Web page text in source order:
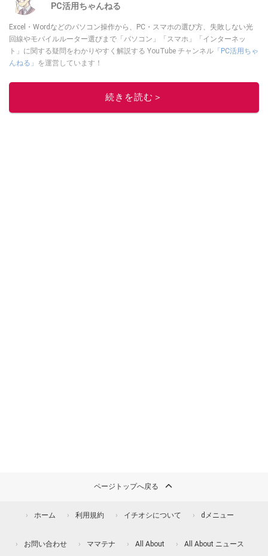
PC活用ちゃんねる
Excel・Wordなどのパソコン操作から、PC・スマホの選び方、失敗しない光
回線やモバイルルーター選びまで「パソコン」「スマホ」「インターネッ
ト」に関する疑問をわかりやすく解説する YouTube チャンネル 「PC活用ちゃ
んねる」 を運営しています！
このイチオシストの他の記事を読む
続きを読む＞
ページトップへ戻る
ホーム 利用規約 イチオシについて dメニュー
お問い合わせ ママテナ All About All About ニュース